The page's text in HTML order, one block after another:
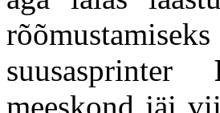
suusasprinter